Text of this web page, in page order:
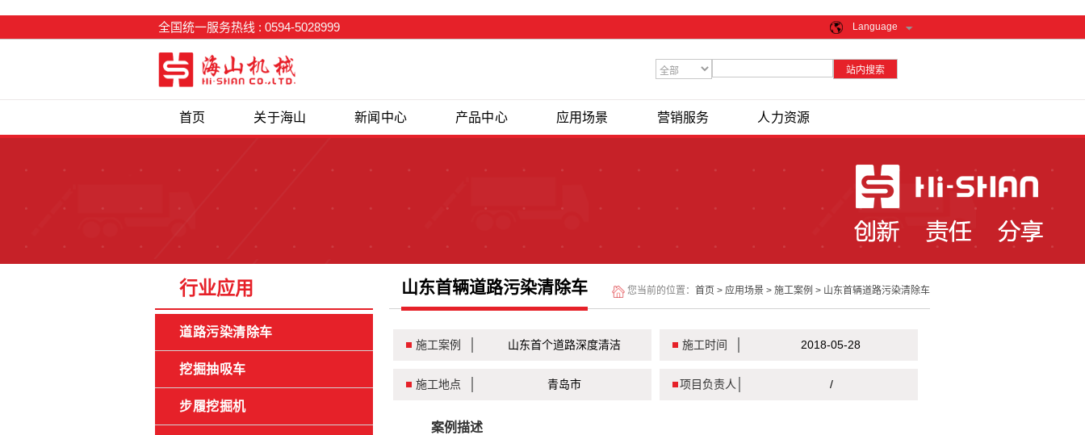
全国统一服务热线 : 0594-5028999 Language
首页 关于海山 新闻中心 产品中心 应用场景 营销服务 人力资源
行业应用
道路污染清除车
挖掘抽吸车
步履挖掘机
您当前的位置： 首页 > 应用场景 > 施工案例 > 山东首辆道路污染清除车
山东首辆道路污染清除车
施工案例 山东首个道路深度清洁 施工时间 2018-05-28
施工地点 青岛市 项目负责人 /
案例描述